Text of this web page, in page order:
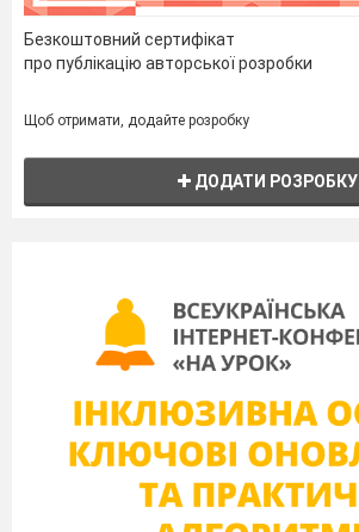
Безкоштовний сертифікат
про публікацію авторської розробки
Щоб отримати, додайте розробку
ДОДАТИ РОЗРОБКУ